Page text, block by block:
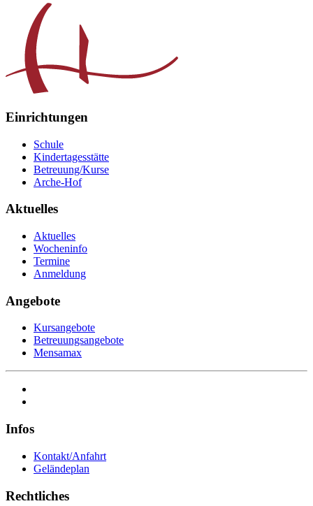
Einrichtungen
Schule
Kindertagesstätte
Betreuung/Kurse
Arche-Hof
Aktuelles
Aktuelles
Wocheninfo
Termine
Anmeldung
Angebote
Kursangebote
Betreuungsangebote
Mensamax
Infos
Kontakt/Anfahrt
Geländeplan
Rechtliches